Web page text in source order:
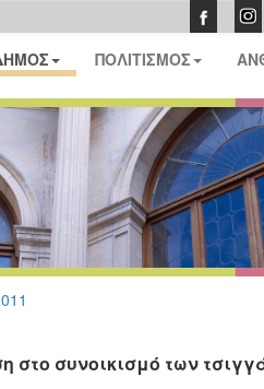
ΠΟΛΙΤΙΣΜΟΣ
στο συνοικισμό των